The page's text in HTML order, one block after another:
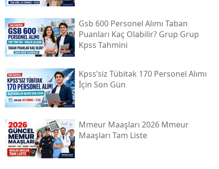
Gsb 600 Personel Alımı Taban
Puanları Kaç Olabilir? Grup Grup
Kpss Tahmini
Kpss’siz Tübi̇tak 170 Personel Alımı
İçin Son Gün
Mmeur Maaşları 2026 Mmeur
Maaşları Tam Liste